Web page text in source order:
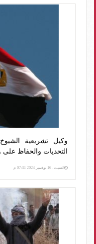
وكيل تشريعية
التحديات والحفاظ على
السبت، 16 نوفمبر 2024 07:31 م